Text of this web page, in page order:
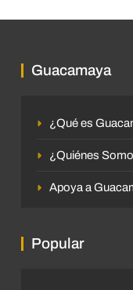
Guacamaya
¿Qué es
¿Quiénes
Apoya a
Popular